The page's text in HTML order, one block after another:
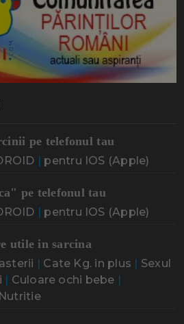
pe telefonul tau
| pentru IOS (Apple)
pe telefonul tau
| pentru IOS (Apple)
utile in sarcina
| Cate Kg. in plus | Sexul
| Culoare ochi bebe |